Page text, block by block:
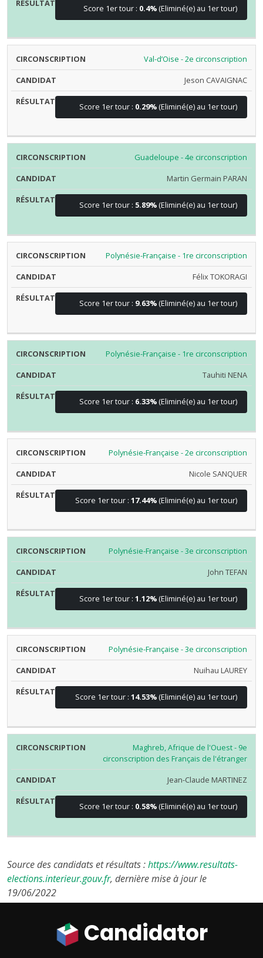
Score 1er tour : 0.4% (Eliminé(e) au 1er tour)
Val-d’Oise - 2e circonscription
Jeson CAVAIGNAC
Score 1er tour : 0.29% (Eliminé(e) au 1er tour)
Guadeloupe - 4e circonscription
Martin Germain PARAN
Score 1er tour : 5.89% (Eliminé(e) au 1er tour)
Polynésie-Française - 1re circonscription
Félix TOKORAGI
Score 1er tour : 9.63% (Eliminé(e) au 1er tour)
Polynésie-Française - 1re circonscription
Tauhiti NENA
Score 1er tour : 6.33% (Eliminé(e) au 1er tour)
Polynésie-Française - 2e circonscription
Nicole SANQUER
Score 1er tour :17.44% (Eliminé(e) au 1er tour)
Polynésie-Française - 3e circonscription
John TEFAN
Score 1er tour :1.12% (Eliminé(e) au 1er tour)
Polynésie-Française - 3e circonscription
Nuihau LAUREY
Score 1er tour :14.53% (Eliminé(e) au 1er tour)
Maghreb, Afrique de l'Ouest - 9e
circonscription des Français de l'étranger
Jean-Claude MARTINEZ
Score 1er tour : 0.58% (Eliminé(e) au 1er tour)
Source des candidats et résultats :https://www.resultats-
elections.interieur.gouv.fr, dernière mise à jour le
19/06/2022
Candidator